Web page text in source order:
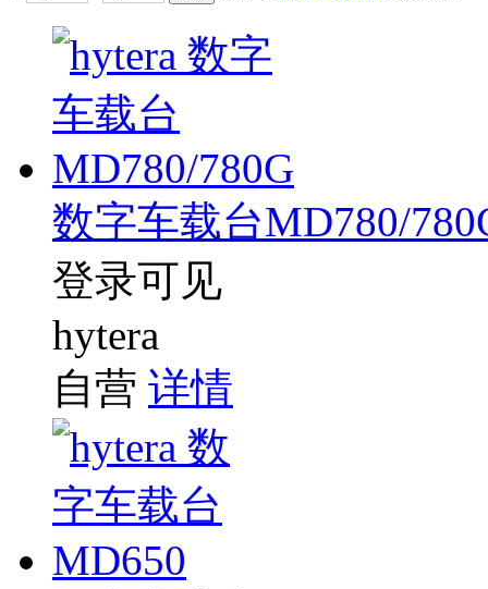
数字车载台MD780/
登录可见
hytera
自营 详情